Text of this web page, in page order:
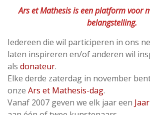
Ars et Mathesis is een platform voor
belangstelling.
Iedereen die wil participeren in ons
laten inspireren en/of anderen wil
als donateur.
Elke derde zaterdag in november
onze Ars et Mathesis-dag.
Vanaf 2007 geven we elk jaar een